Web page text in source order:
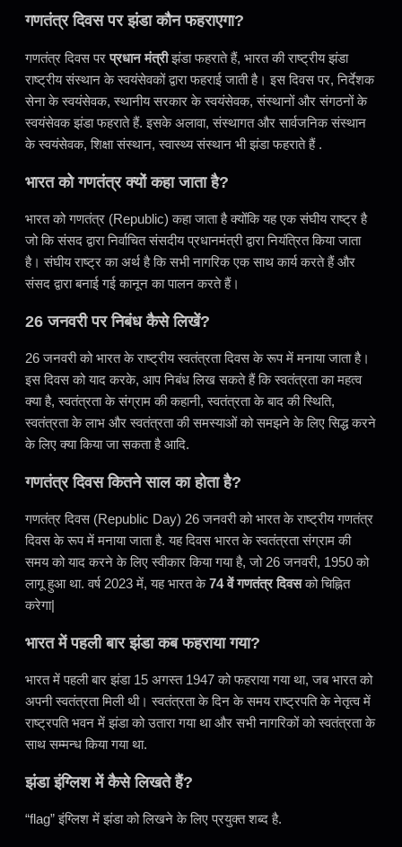
गणतंत्र दिवस पर झंडा कौन फहराएगा?
गणतंत्र दिवस परप्रधान मंत्रीझंडा फहराते हैं, भारत की राष्ट्रीय झंडा
राष्ट्रीय संस्थान के स्वयंसेवकों द्वारा फहराई जाती है। इस दिवस पर, निर्देशक
सेना के स्वयंसेवक, स्थानीय सरकार के स्वयंसेवक, संस्थानों और संगठनों के
स्वयंसेवक झंडा फहराते हैं. इसके अलावा, संस्थागत और सार्वजनिक संस्थान
के स्वयंसेवक, शिक्षा संस्थान, स्वास्थ्य संस्थान भी झंडा फहराते हैं .
भारत को गणतंत्र क्यों कहा जाता है?
भारत को गणतंत्र (Republic) कहा जाता है क्योंकि यह एक संघीय राष्ट्र है
जो कि संसद द्वारा निर्वाचित संसदीय प्रधानमंत्री द्वारा नियंत्रित किया जाता
है। संघीय राष्ट्र का अर्थ है कि सभी नागरिक एक साथ कार्य करते हैं और
संसद द्वारा बनाई गई कानून का पालन करते हैं।
26 जनवरी पर निबंध कैसे लिखें?
26 जनवरी को भारत के राष्ट्रीय स्वतंत्रता दिवस के रूप में मनाया जाता है।
इस दिवस को याद करके, आप निबंध लिख सकते हैं कि स्वतंत्रता का महत्व
क्या है, स्वतंत्रता के संग्राम की कहानी, स्वतंत्रता के बाद की स्थिति,
स्वतंत्रता के लाभ और स्वतंत्रता की समस्याओं को समझने के लिए सिद्ध करने
के लिए क्या किया जा सकता है आदि.
गणतंत्र दिवस कितने साल का होता है?
गणतंत्र दिवस (Republic Day) 26 जनवरी को भारत के राष्ट्रीय गणतंत्र
दिवस के रूप में मनाया जाता है. यह दिवस भारत के स्वतंत्रता संग्राम की
समय को याद करने के लिए स्वीकार किया गया है, जो 26 जनवरी, 1950 को
लागू हुआ था. वर्ष 2023 में, यह भारत के74 वें गणतंत्र दिवसको चिह्नित
करेगा|
भारत में पहली बार झंडा कब फहराया गया?
भारत में पहली बार झंडा 15 अगस्त 1947 को फहराया गया था, जब भारत को
अपनी स्वतंत्रता मिली थी। स्वतंत्रता के दिन के समय राष्ट्रपति के नेतृत्व में
राष्ट्रपति भवन में झंडा को उतारा गया था और सभी नागरिकों को स्वतंत्रता के
साथ सम्मन्ध किया गया था.
झंडा इंग्लिश में कैसे लिखते हैं?
“flag” इंग्लिश में झंडा को लिखने के लिए प्रयुक्त शब्द है.